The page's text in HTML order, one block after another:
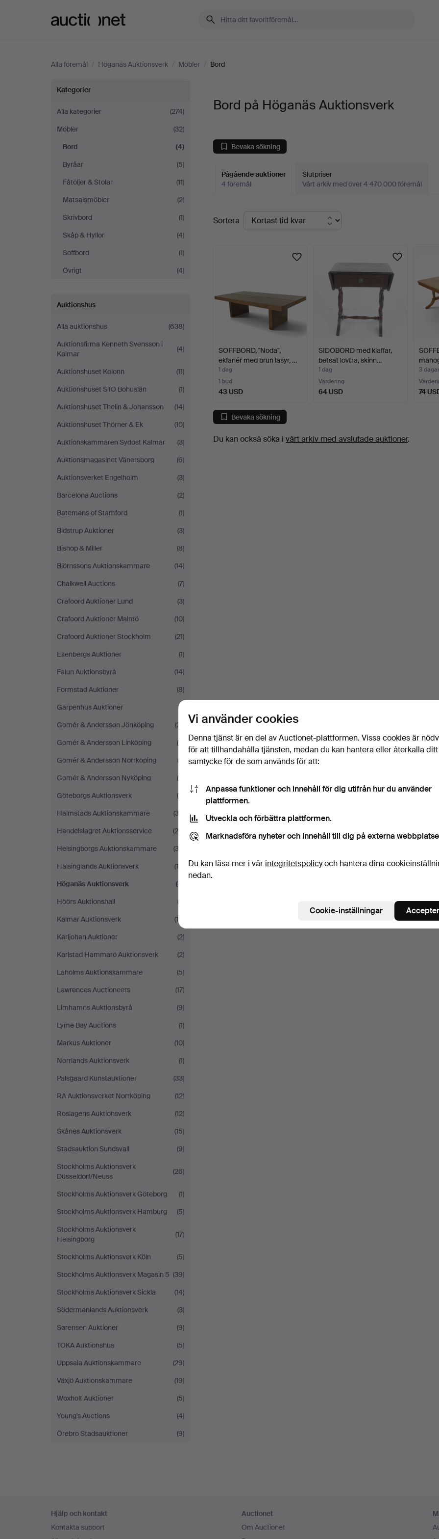
Alla föremål / Höganäs Auktionsverk / Möbler / Bord
Bord
på
Höganäs
Auktionsverk
Kategorier
Alla kategorier
(274)
Möbler
(32)
Bord
(4)
Byråar
(5)
Fåtöljer & Stolar
(11)
Matsalsmöbler
(2)
Skrivbord
(1)
Skåp & Hyllor
(4)
Soffbord
(1)
Övrigt
(4)
Auktionshus
Alla auktionshus
(638)
Auktionsfirma Kenneth Svensson i
Kalmar
(4)
Auktionshuset Kolonn
(11)
Auktionshuset STO Bohuslän
(1)
Auktionshuset Thelin & Johansson
(14)
Auktionshuset Thörner & Ek
(10)
Auktionskammaren Sydost Kalmar
(3)
Auktionsmagasinet Vänersborg
(6)
Auktionsverket Engelholm
(3)
Barcelona Auctions
(2)
Batemans of Stamford
(1)
Bidstrup Auktioner
(3)
Bishop & Miller
(8)
Björnssons Auktionskammare
(14)
Chalkwell Auctions
(7)
Crafoord Auktioner Lund
(3)
Crafoord Auktioner Malmö
(10)
Crafoord Auktioner Stockholm
(21)
Ekenbergs Auktioner
(1)
Falun Auktionsbyrå
(14)
Formstad Auktioner
(8)
Garpenhus Auktioner
(7)
Gomér & Andersson Jönköping
(21)
Gomér & Andersson Linköping
(5)
Gomér & Andersson Norrköping
(3)
Gomér & Andersson Nyköping
(4)
Göteborgs Auktionsverk
(8)
Halmstads Auktionskammare
(32)
Handelslagret Auktionsservice
(26)
Helsingborgs Auktionskammare
(33)
Hälsinglands Auktionsverk
(16)
Höganäs Auktionsverk
(4)
Höörs Auktionshall
(2)
Kalmar Auktionsverk
(15)
Karljohan Auktioner
(2)
Karlstad Hammarö Auktionsverk
(2)
Laholms Auktionskammare
(5)
Lawrences Auctioneers
(17)
Limhamns Auktionsbyrå
(9)
Lyme Bay Auctions
(1)
Markus Auktioner
(10)
Norrlands Auktionsverk
(1)
Palsgaard Kunstauktioner
(33)
RA Auktionsverket Norrköping
(12)
Roslagens Auktionsverk
(12)
Skånes Auktionsverk
(15)
Stadsauktion Sundsvall
(9)
Stockholms Auktionsverk
Düsseldorf/Neuss
(26)
Stockholms Auktionsverk Göteborg
(1)
Stockholms Auktionsverk Hamburg
(5)
Stockholms Auktionsverk
Helsingborg
(17)
Stockholms Auktionsverk Köln
(5)
Stockholms Auktionsverk Magasin 5 (39)
Stockholms Auktionsverk Sickla
(14)
Södermanlands Auktionsverk
(3)
Sørensen Auktioner
(9)
TOKA Auktionshus
(5)
Uppsala Auktionskammare
(29)
Växjö Auktionskammare
(19)
Woxholt Auktioner
(5)
Young's Auctions
(4)
Örebro Stadsauktioner
(9)
Bord på Höganäs Auktionsverk
Bevaka sökning
Pågående auktioner
4 föremål
Slutpriser
Vårt arkiv med över 4 470 000 föremål
Pågående
auktioner
Sortera
SOFFBORD, "Noda",
ekfanér med brun lasyr, …
1 dag
1 bud
43 USD
SIDOBORD med klaffar,
betsat lövträ, skinn…
1 dag
Värdering
64 USD
tal.
3 dagar
74
Bevaka sökning
Du kan också söka ivårt arkiv med avslutade auktioner.
Hjälp och kontakt
Kontakta support
Auctionet
Om Auctionet
Vi använder cookies
Denna tjänst är en del av Auctionet-plattformen. Vissa cookies är
för att tillhandahålla tjänsten, medan du kan hantera eller återkalla ditt
samtycke för de som används för att:
Anpassa funktioner och innehåll för dig utifrån hur du använder
plattformen.
Utveckla och förbättra plattformen.
Marknadsföra nyheter och innehåll till dig på externa
Du kan läsa mer i vår integritetspolicyoch hantera dina
nedan.
Cookie-inställningar